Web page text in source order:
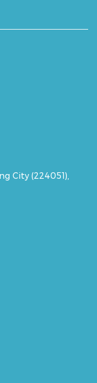
City (224051),